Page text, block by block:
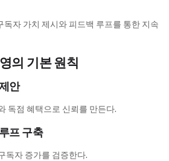
독자 가치 제시와 피드백 루프를 통한 지속
의 기본 원칙
안
독점 혜택으로 신뢰를 만든다.
프 구축
독자 증가를 검증한다.